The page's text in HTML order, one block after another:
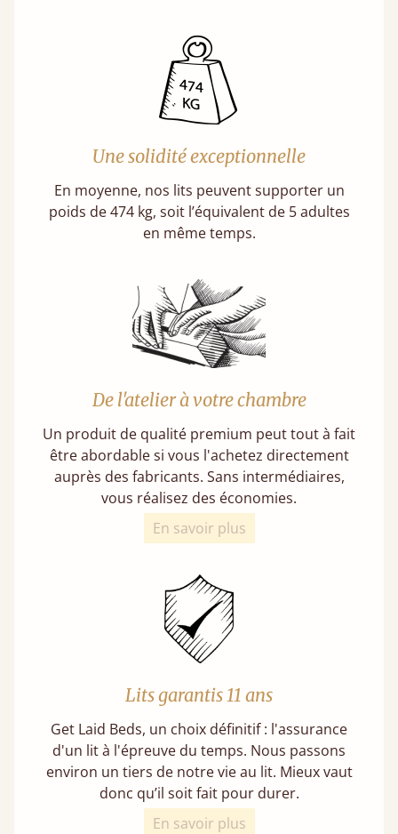
Une solidité exceptionnelle
En moyenne, nos lits peuvent supporter un
poids de 474 kg, soit l’équivalent de 5 adultes
en même temps.
De l'atelier à votre chambre
Un produit de qualité premium peut tout à fait
être abordable si vous l'achetez directement
auprès des fabricants. Sans intermédiaires,
vous réalisez des économies.
En savoir plus
Lits garantis 11 ans
Get Laid Beds, un choix définitif : l'assurance
d'un lit à l'épreuve du temps. Nous passons
environ un tiers de notre vie au lit. Mieux vaut
donc qu’il soit fait pour durer.
En savoir plus